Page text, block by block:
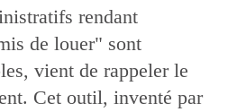
rendant
de louer" sont
vient de rappeler le
Cet outil, inventé par